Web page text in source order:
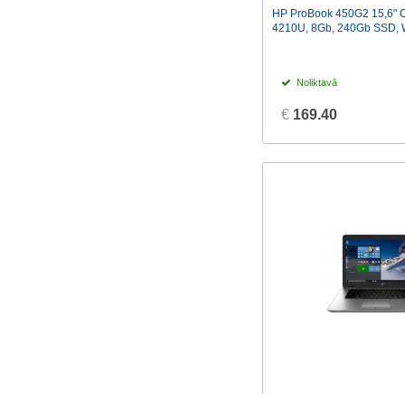
HP ProBook 450G2 15,6"
4210U, 8Gb, 240Gb SSD,
Noliktavā
€ 169.40